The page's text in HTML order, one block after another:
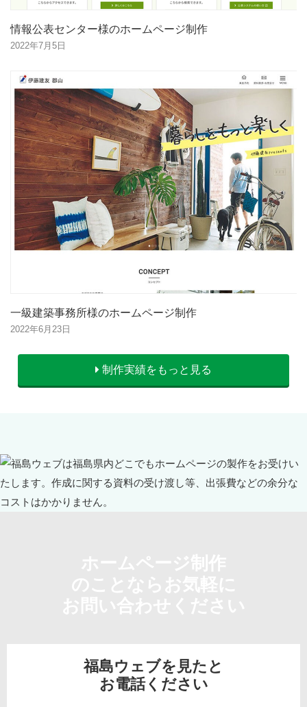
情報公表センター様のホームページ制作
2022年7月5日
一級建築事務所様のホームページ制作
2022年6月23日
制作実績をもっと見る
福島ウェブを見たと
お電話ください